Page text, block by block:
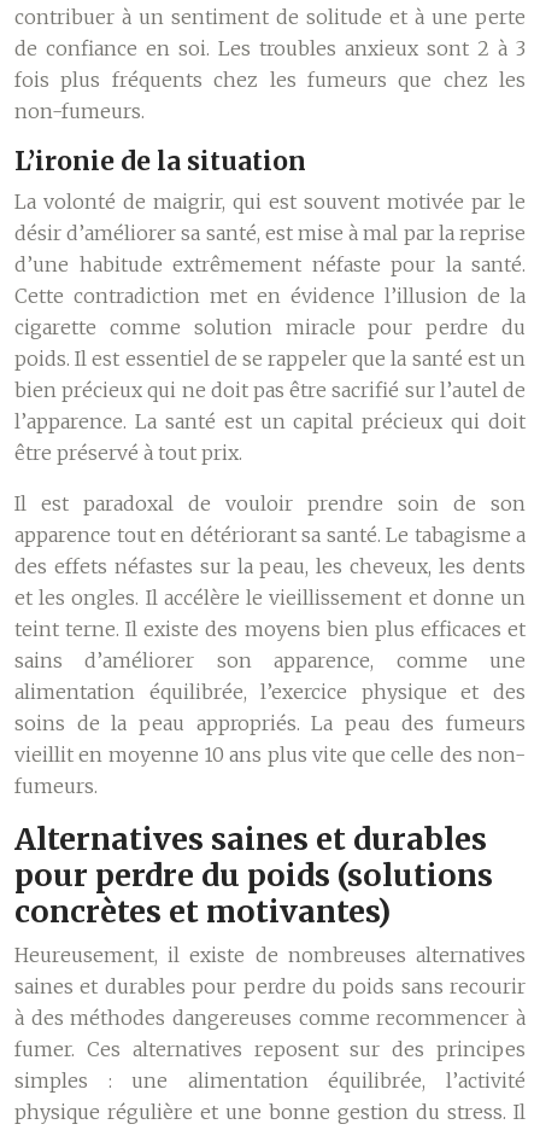
contribuer à un sentiment de solitude et à une perte
de confiance en soi. Les troubles anxieux sont 2 à 3
fois plus fréquents chez les fumeurs que chez les
non-fumeurs.
L’ironie de la situation
La volonté de maigrir, qui est souvent motivée par le
désir d’améliorer sa santé, est mise à mal par la reprise
d’une habitude extrêmement néfaste pour la santé.
Cette contradiction met en évidence l’illusion de la
cigarette comme solution miracle pour perdre du
poids. Il est essentiel de se rappeler que la santé est un
bien précieux qui ne doit pas être sacrifié sur l’autel de
l’apparence. La santé est un capital précieux qui doit
être préservé à tout prix.
Il est paradoxal de vouloir prendre soin de son
apparence tout en détériorant sa santé. Le tabagisme a
des effets néfastes sur la peau, les cheveux, les dents
et les ongles. Il accélère le vieillissement et donne un
teint terne. Il existe des moyens bien plus efficaces et
sains d’améliorer son apparence, comme une
alimentation équilibrée, l’exercice physique et des
soins de la peau appropriés. La peau des fumeurs
vieillit en moyenne 10 ans plus vite que celle des non-
fumeurs.
Alternatives saines et durables
pour perdre du poids (solutions
concrètes et motivantes)
Heureusement, il existe de nombreuses alternatives
saines et durables pour perdre du poids sans recourir
à des méthodes dangereuses comme recommencer à
fumer. Ces alternatives reposent sur des principes
simples : une alimentation équilibrée, l’activité
physique régulière et une bonne gestion du stress. Il